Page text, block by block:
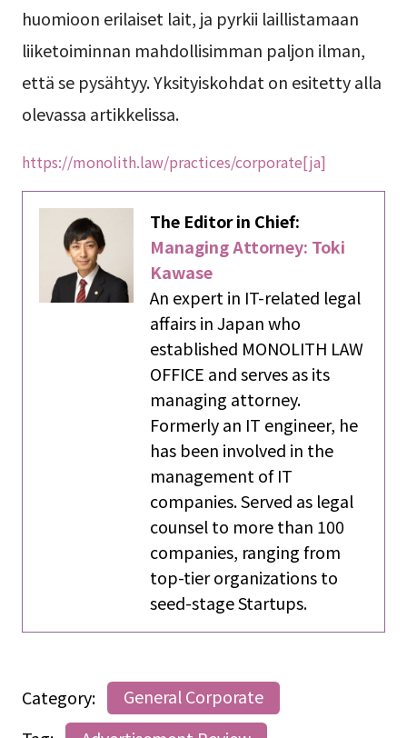
huomioon erilaiset lait, ja pyrkii laillistamaan
liiketoiminnan mahdollisimman paljon ilman,
että se pysähtyy. Yksityiskohdat on esitetty alla
olevassa artikkelissa.
https://monolith.law/practices/corporate[ja]
The Editor in Chief:
Managing Attorney: Toki
Kawase
An expert in IT-related legal
affairs in Japan who
established MONOLITH LAW
OFFICE and serves as its
managing attorney.
Formerly an IT engineer, he
has been involved in the
management of IT
companies. Served as legal
counsel to more than 100
companies, ranging from
top-tier organizations to
seed-stage Startups.
Category:
General Corporate